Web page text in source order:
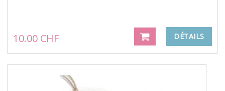
10.00 CHF DÉTAILS